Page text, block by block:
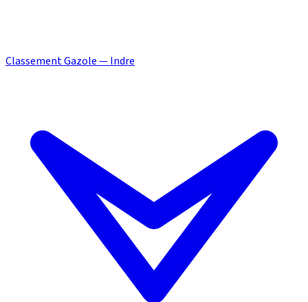
Classement Gazole — Indre